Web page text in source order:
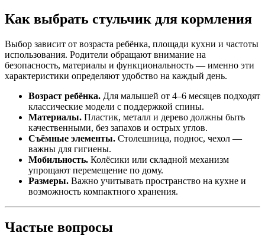
Как выбрать стульчик для кормления
Выбор зависит от возраста ребёнка, площади кухни и частоты
использования. Родители обращают внимание на
безопасность, материалы и функциональность — именно эти
характеристики определяют удобство на каждый день.
Возраст ребёнка. Для малышей от 4–6 месяцев подходят
классические модели с поддержкой спины.
Материалы. Пластик, металл и дерево должны быть
качественными, без запахов и острых углов.
Съёмные элементы. Столешница, поднос, чехол —
важны для гигиены.
Мобильность. Колёсики или складной механизм
упрощают перемещение по дому.
Размеры. Важно учитывать пространство на кухне и
возможность компактного хранения.
Частые вопросы